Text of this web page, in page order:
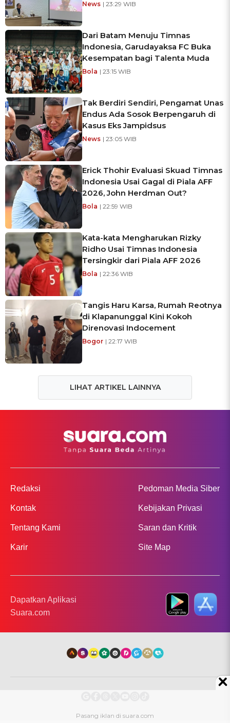
News | 23:29 WIB
Dari Batam Menuju Timnas
Indonesia, Garudayaksa FC Buka
Kesempatan bagi Talenta Muda
Bola | 23:15 WIB
Tak Berdiri Sendiri, Pengamat Unas
Endus Ada Sosok Berpengaruh di
Kasus Eks Jampidsus
News | 23:05 WIB
Erick Thohir Evaluasi Skuad Timnas
Indonesia Usai Gagal di Piala AFF
2026, John Herdman Out?
Bola | 22:59 WIB
Kata-kata Mengharukan Rizky
Ridho Usai Timnas Indonesia
Tersingkir dari Piala AFF 2026
Bola | 22:36 WIB
Tangis Haru Karsa, Rumah Reotnya
di Klapanunggal Kini Kokoh
Direnovasi Indocement
Bogor | 22:17 WIB
LIHAT ARTIKEL LAINNYA
Redaksi
Kontak
Tentang Kami
Karir
Pedoman Media Siber
Kebijakan Privasi
Saran dan Kritik
Site Map
Dapatkan Aplikasi
Suara.com